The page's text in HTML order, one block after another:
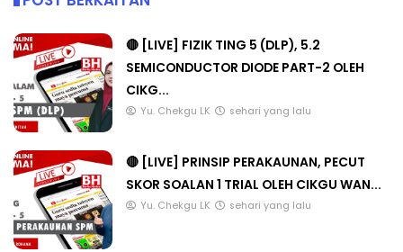
🔴 [LIVE] FIZIK TING 5 (DLP), 5.2
SEMICONDUCTOR DIODE PART-2 OLEH
CIKG...
Yu. Chekgu LK sehari yang lalu
🔴 [LIVE] PRINSIP PERAKAUNAN, PECUT
SKOR SOALAN 1 TRIAL OLEH CIKGU WAN...
Yu. Chekgu LK sehari yang lalu